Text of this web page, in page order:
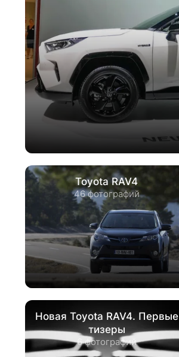
Toyota RAV4
46 фотографий
Новая Toyota RAV4. Первые
тизеры
6 фотографий